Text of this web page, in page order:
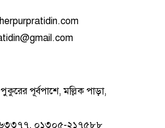
পূর্বপাশে, মল্লিক পাড়া,
, ০১৩০৫-২১৭৫৮৮